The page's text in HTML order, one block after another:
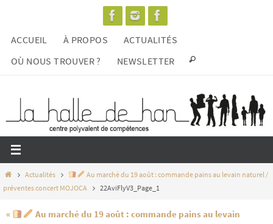
contenu
ACCUEIL À PROPOS
ACTUALITÉS
OÙ NOUS TROUVER ?
NEWSLETTER
HomeActualités
Au marché du 19 août : commande pains au levain naturel /
préventes concert MOJOCA
22AviFlyV3_Page_1
«
Au marché du 19 août : commande pains au levain